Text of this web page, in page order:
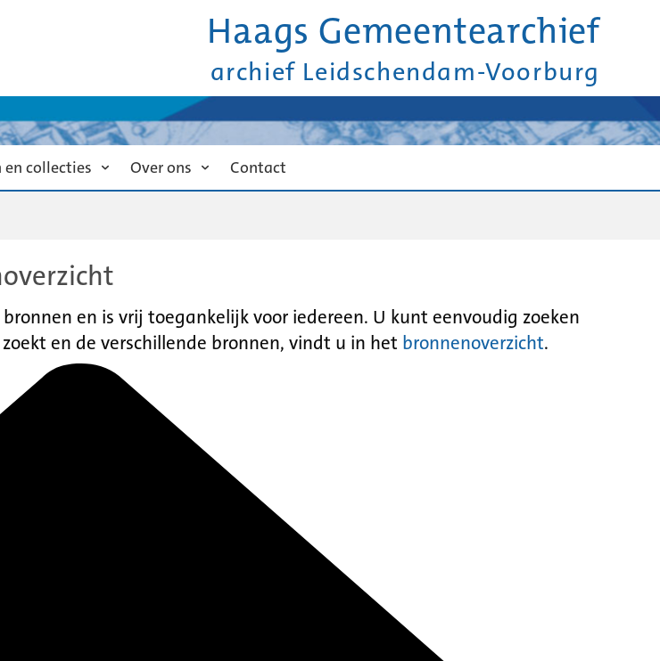
Haags Gemeentearchief
archief Leidschendam-Voorburg
en collecties Over ons Contact
en is vrij toegankelijk voor iedereen. U kunt eenvoudig zoeken
en de verschillende bronnen, vindt u in het bronnenoverzicht.